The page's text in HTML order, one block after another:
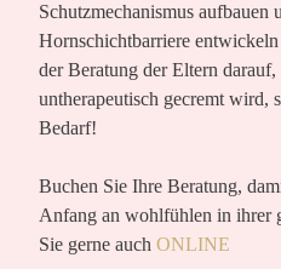
Schutzmechanismus aufbauen
Hornschichtbarriere
der Beratung der Eltern
untherapeutisch gecremt wird,
Bedarf!
Buchen Sie Ihre Beratung,
Anfang an wohlfühlen in ihrer
Sie gerne auch ONLINE